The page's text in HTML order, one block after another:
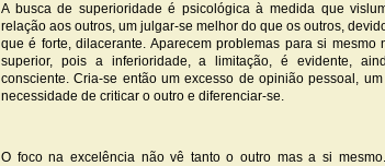
A busca de superioridade é psicológica à medida que
relação aos outros, um julgar-se melhor do que os outros,
que é forte, dilacerante. Aparecem problemas para si mesmo
superior, pois a inferioridade, a limitação, é evidente,
consciente. Cria-se então um excesso de opinião pessoal,
necessidade de criticar o outro e diferenciar-se.
O foco na excelência não vê tanto o outro mas a si